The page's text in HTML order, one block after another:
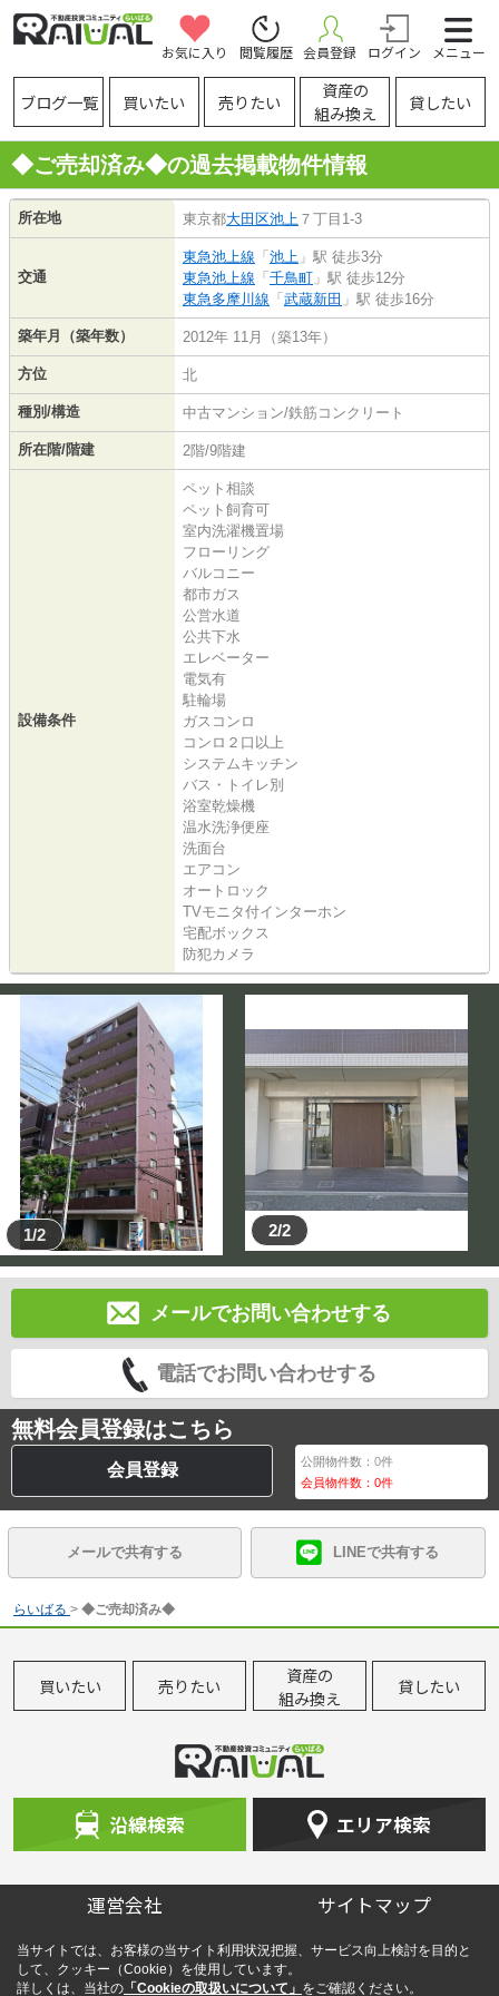
お気に入り 閲覧履歴 会員登録 ログイン メニュー
ブログ一覧 買いたい 売りたい
資産の
組み換え
貸したい
◆ご売却済み◆の過去掲載物件情報
所在地 東京都大田区池上 ７丁目1-3
交通
東急池上線 「池上 」駅 徒歩3分
東急池上線 「千鳥町 」駅 徒歩12分
東急多摩川線 「武蔵新田 」駅 徒歩16分
築年月（築年数） 2012年 11月（築13年）
方位 北
種別/構造 中古マンション/鉄筋コンクリート
所在階/階建 2階/9階建
設備条件
ペット相談
ペット飼育可
室内洗濯機置場
フローリング
バルコニー
都市ガス
公営水道
公共下水
エレベーター
電気有
駐輪場
ガスコンロ
コンロ２口以上
システムキッチン
バス・トイレ別
浴室乾燥機
温水洗浄便座
洗面台
エアコン
オートロック
TVモニタ付インターホン
宅配ボックス
防犯カメラ
1/2 2/2
メールでお問い合わせする
電話でお問い合わせする
無料会員登録はこちら
会員登録 公開物件数：0件
会員物件数：0件
メールで共有する LINEで共有する
らいばる > ◆ご売却済み◆
買いたい 売りたい
資産の
組み換え
貸したい
沿線検索 エリア検索
運営会社 サイトマップ
当サイトでは、お客様の当サイト利用状況把握、サービス向上検討を目的と
して、クッキー（Cookie）を使用しています。
詳しくは、当社の 「Cookieの取扱いについて」 をご確認ください。